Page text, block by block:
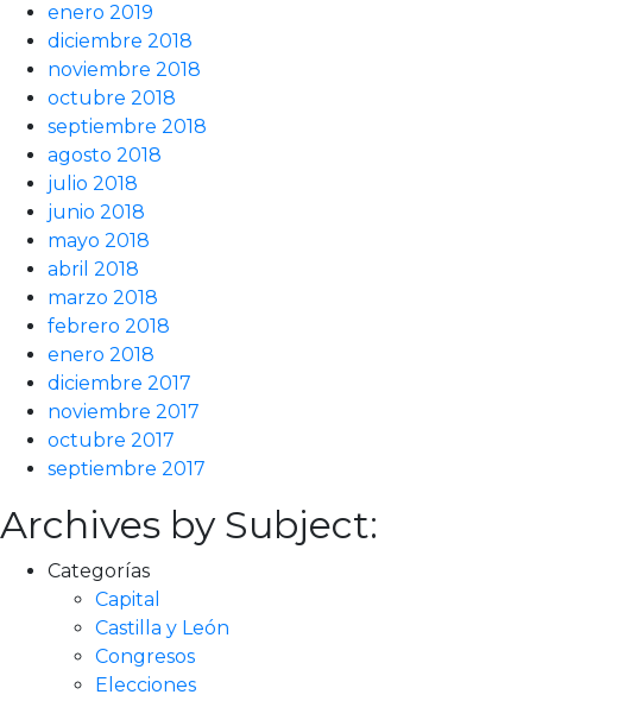
enero 2019
diciembre 2018
noviembre 2018
octubre 2018
septiembre 2018
agosto 2018
julio 2018
junio 2018
mayo 2018
abril 2018
marzo 2018
febrero 2018
enero 2018
diciembre 2017
noviembre 2017
octubre 2017
septiembre 2017
Archives by Subject:
Categorías
Capital
Castilla y León
Congresos
Elecciones